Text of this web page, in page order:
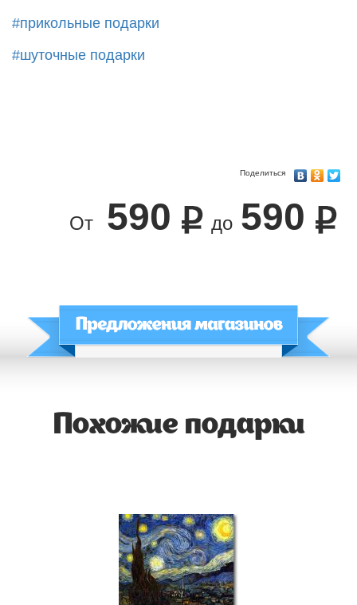
#прикольные подарки
#шуточные подарки
Поделиться
От 590 до 590
Похожие подарки